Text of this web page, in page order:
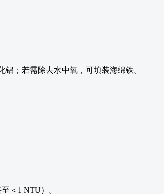
；若需除去水中氧，可填装海绵铁。
＜1 NTU）。